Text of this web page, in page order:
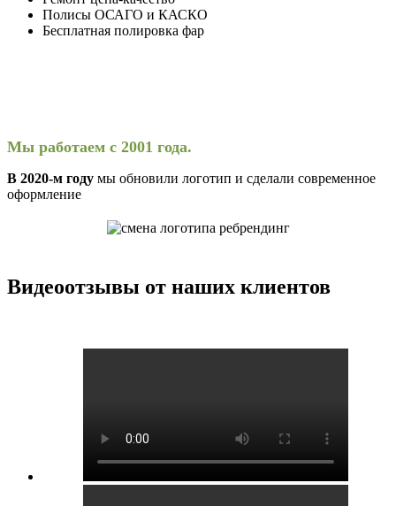
Полисы ОСАГО и КАСКО
Бесплатная полировка фар
Мы работаем с 2001 года.
В 2020-м году мы обновили логотип и сделали современное
оформление
Видеоотзывы от наших клиентов